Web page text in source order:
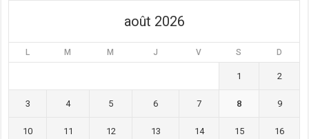
août 2026
L M M J V S D
1 2
3 4 5 6 7 8 9
10 11 12 13 14 15 16